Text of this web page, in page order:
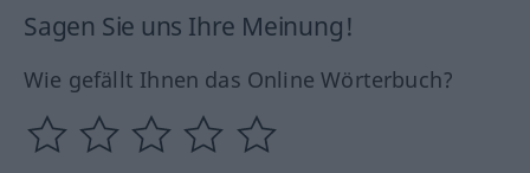
Sagen Sie uns Ihre Meinung!
Wie gefällt Ihnen das Online Wörterbuch?